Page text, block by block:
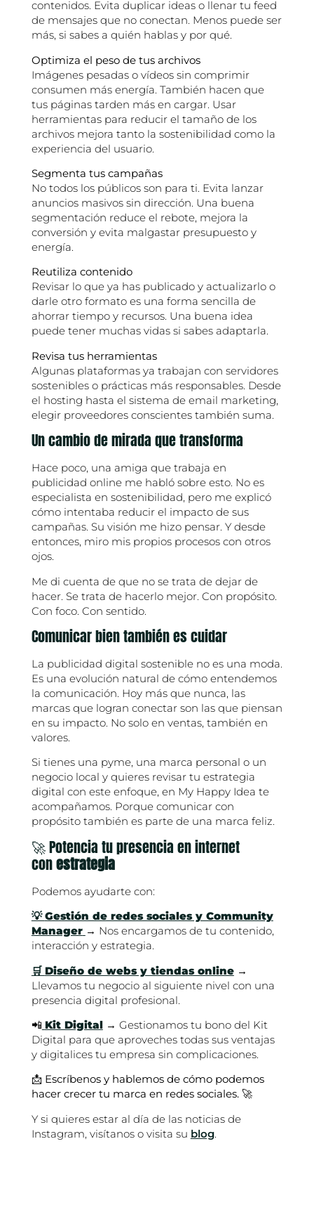
contenidos. Evita duplicar ideas o llenar tu feed
de mensajes que no conectan. Menos puede ser
más, si sabes a quién hablas y por qué.
Optimiza el peso de tus archivos
Imágenes pesadas o vídeos sin comprimir
consumen más energía. También hacen que
tus páginas tarden más en cargar. Usar
herramientas para reducir el tamaño de los
archivos mejora tanto la sostenibilidad como la
experiencia del usuario.
Segmenta tus campañas
No todos los públicos son para ti. Evita lanzar
anuncios masivos sin dirección. Una buena
segmentación reduce el rebote, mejora la
conversión y evita malgastar presupuesto y
energía.
Reutiliza contenido
Revisar lo que ya has publicado y actualizarlo o
darle otro formato es una forma sencilla de
ahorrar tiempo y recursos. Una buena idea
puede tener muchas vidas si sabes adaptarla.
Revisa tus herramientas
Algunas plataformas ya trabajan con servidores
sostenibles o prácticas más responsables. Desde
el hosting hasta el sistema de email marketing,
elegir proveedores conscientes también suma.
Un cambio de mirada que transforma
Hace poco, una amiga que trabaja en
publicidad online me habló sobre esto. No es
especialista en sostenibilidad, pero me explicó
cómo intentaba reducir el impacto de sus
campañas. Su visión me hizo pensar. Y desde
entonces, miro mis propios procesos con otros
ojos.
Me di cuenta de que no se trata de dejar de
hacer. Se trata de hacerlo mejor. Con propósito.
Con foco. Con sentido.
Comunicar bien también es cuidar
La publicidad digital sostenible no es una moda.
Es una evolución natural de cómo entendemos
la comunicación. Hoy más que nunca, las
marcas que logran conectar son las que piensan
en su impacto. No solo en ventas, también en
valores.
Si tienes una pyme, una marca personal o un
negocio local y quieres revisar tu estrategia
digital con este enfoque, en My Happy Idea te
acompañamos. Porque comunicar con
propósito también es parte de una marca feliz.
🚀 Potencia tu presencia en internet
conestrategia
Podemos ayudarte con:
💡Gestión de redes sociales y Community
Manager → Nos encargamos de tu contenido,
interacción y estrategia.
🛒 Diseño de webs y tiendas online→
Llevamos tu negocio al siguiente nivel con una
presencia digital profesional.
📲 Kit Digital→ Gestionamos tu bono del Kit
Digital para que aproveches todas sus ventajas
y digitalices tu empresa sin complicaciones.
📩 Escríbenos y hablemos de cómo podemos
hacer crecer tu marca en redes sociales.🚀
Y si quieres estar al día de las noticias de
Instagram, visítanos o visita su blog.